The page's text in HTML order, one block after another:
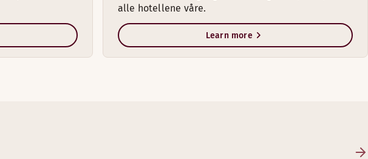
alle hotellene våre.
Learn more